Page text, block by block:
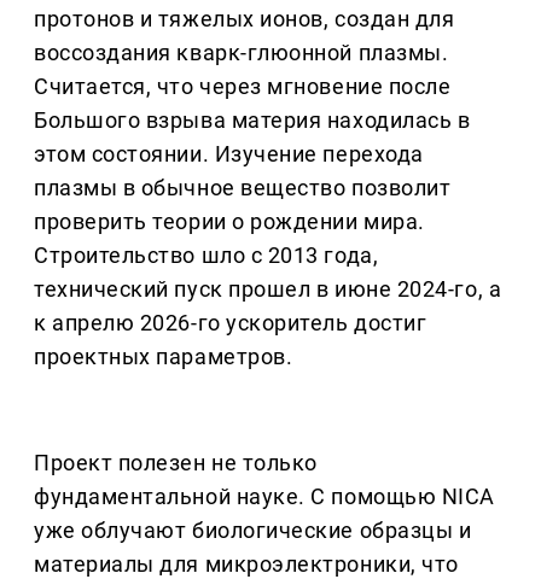
протонов и тяжелых ионов, создан для
воссоздания кварк-глюонной плазмы.
Считается, что через мгновение после
Большого взрыва материя находилась в
этом состоянии. Изучение перехода
плазмы в обычное вещество позволит
проверить теории о рождении мира.
Строительство шло с 2013 года,
технический пуск прошел в июне 2024-го, а
к апрелю 2026-го ускоритель достиг
проектных параметров.
Проект полезен не только
фундаментальной науке. С помощью NICA
уже облучают биологические образцы и
материалы для микроэлектроники, что